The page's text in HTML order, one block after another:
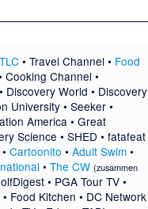
TLC• Travel Channel • Food
Cooking Channel •
Discovery World • Discovery
University• Seeker•
America• Great
Science • SHED • fatafeat
• Cartoonito • Adult Swim•
• The CW (zusammen
• PGA Tour TV•
• Food Kitchen • DC Network